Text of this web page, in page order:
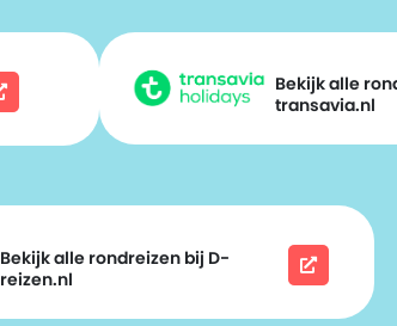
Bekijk alle
transavia.nl
Bekijk alle rondreizen bij D-
reizen.nl